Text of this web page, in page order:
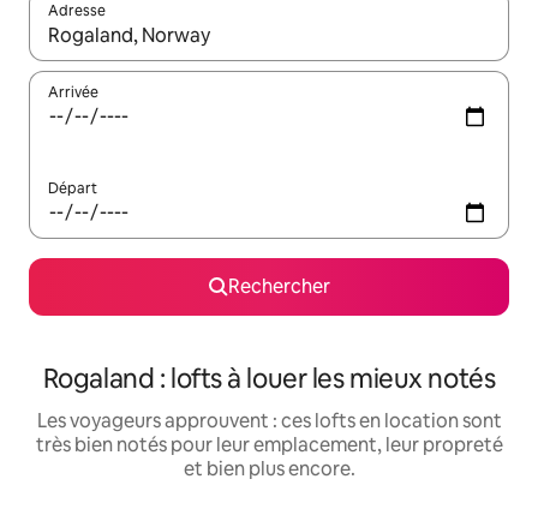
Adresse
Lorsque les résultats s'affichent, utilisez les flèches vers le
Arrivée
Départ
Rechercher
Rogaland : lofts à louer les mieux notés
Les voyageurs approuvent : ces lofts en location sont
très bien notés pour leur emplacement, leur propreté
et bien plus encore.